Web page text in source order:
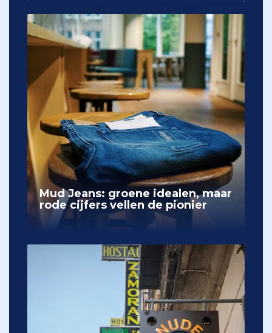
Mud Jeans: groene idealen, maar
rode cijfers vellen de pionier